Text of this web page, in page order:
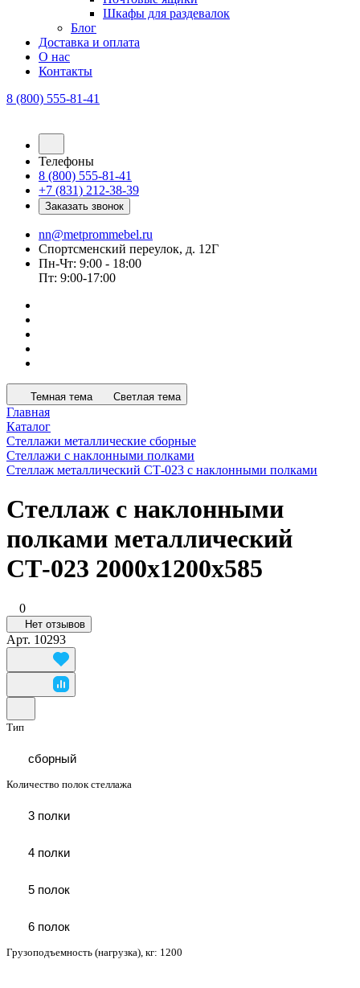
Шкафы для раздевалок
Блог
Доставка и оплата
О нас
Контакты
8 (800) 555-81-41
Телефоны
8 (800) 555-81-41
+7 (831) 212-38-39
Заказать звонок
nn@metprommebel.ru
Спортсменский переулок, д. 12Г
Пн-Чт: 9:00 - 18:00
Пт: 9:00-17:00
Темная тема Светлая тема
Главная
Каталог
Стеллажи металлические сборные
Стеллажи с наклонными полками
Стеллаж металлический СТ-023 с наклонными полками
Стеллаж с наклонными
полками металлический
СТ-023 2000x1200x585
0
Нет отзывов
Арт. 10293
Тип
сборный
Количество полок стеллажа
3 полки
4 полки
5 полок
6 полок
Грузоподъемность (нагрузка), кг: 1200